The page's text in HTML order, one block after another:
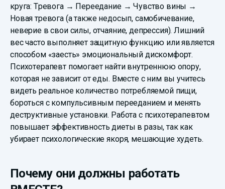
круга: Тревога → Переедание → Чувство вины →
Новая тревога (а также недосып, самобичевание,
неверие в свои силы, отчаяние, депрессия). Лишний
вес часто выполняет защитную функцию или является
способом «заесть» эмоциональный дискомфорт.
Психотерапевт помогает найти внутреннюю опору,
которая не зависит от еды. Вместе с ним вы учитесь
видеть реальное количество потребляемой пищи,
бороться с компульсивным перееданием и менять
деструктивные установки. Работа с психотерапевтом
повышает эффективность диеты в разы, так как
убирает психологические якоря, мешающие худеть.
Почему они должны работать